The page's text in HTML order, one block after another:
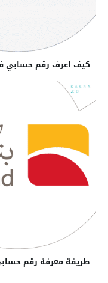
كيف اعرف رقم حسابي
طريقة معرفة رقم